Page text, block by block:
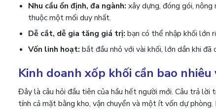
Nhu cầu ổn định, đa ngành: xây dựng, đóng gói,
thuộc một mối duy nhất.
Dễ cắt, dễ gia tăng giá trị: bạn có thể nhập khối lớn
Vốn linh hoạt: bắt đầu nhỏ với vài khối, lớn dần khi đã
Kinh doanh xốp khối cần bao nhiêu
Đây là câu hỏi đầu tiên của hầu hết người mới. Câu trả
tính cả mặt bằng kho, vận chuyển và một ít vốn dự